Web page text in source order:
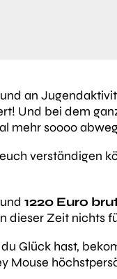
an
Und bei dem
mehr soooo
verständigen
1220 Euro
dieser Zeit nichts
Glück hast,
Mouse